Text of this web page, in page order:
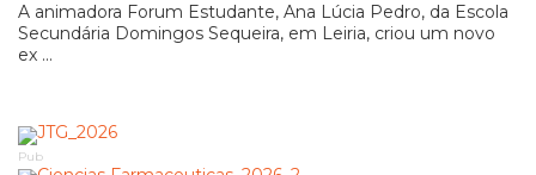
A animadora Forum Estudante, Ana Lúcia Pedro, da Escola
Secundária Domingos Sequeira, em Leiria, criou um novo
ex ...
Pub